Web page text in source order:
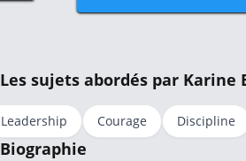
Les sujets abordés par Karine
Leadership Courage Discipline
Biographie